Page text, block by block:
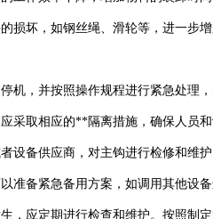
损坏，如钢丝绳、滑轮等，进一步增
机，并按照操作规程进行紧急处理
采取相应的**隔离措施，确保人员
设备供应商，对主钩进行检修和维
准备紧急备用方案，如调用其他设
，应定期进行检查和维护。按照制